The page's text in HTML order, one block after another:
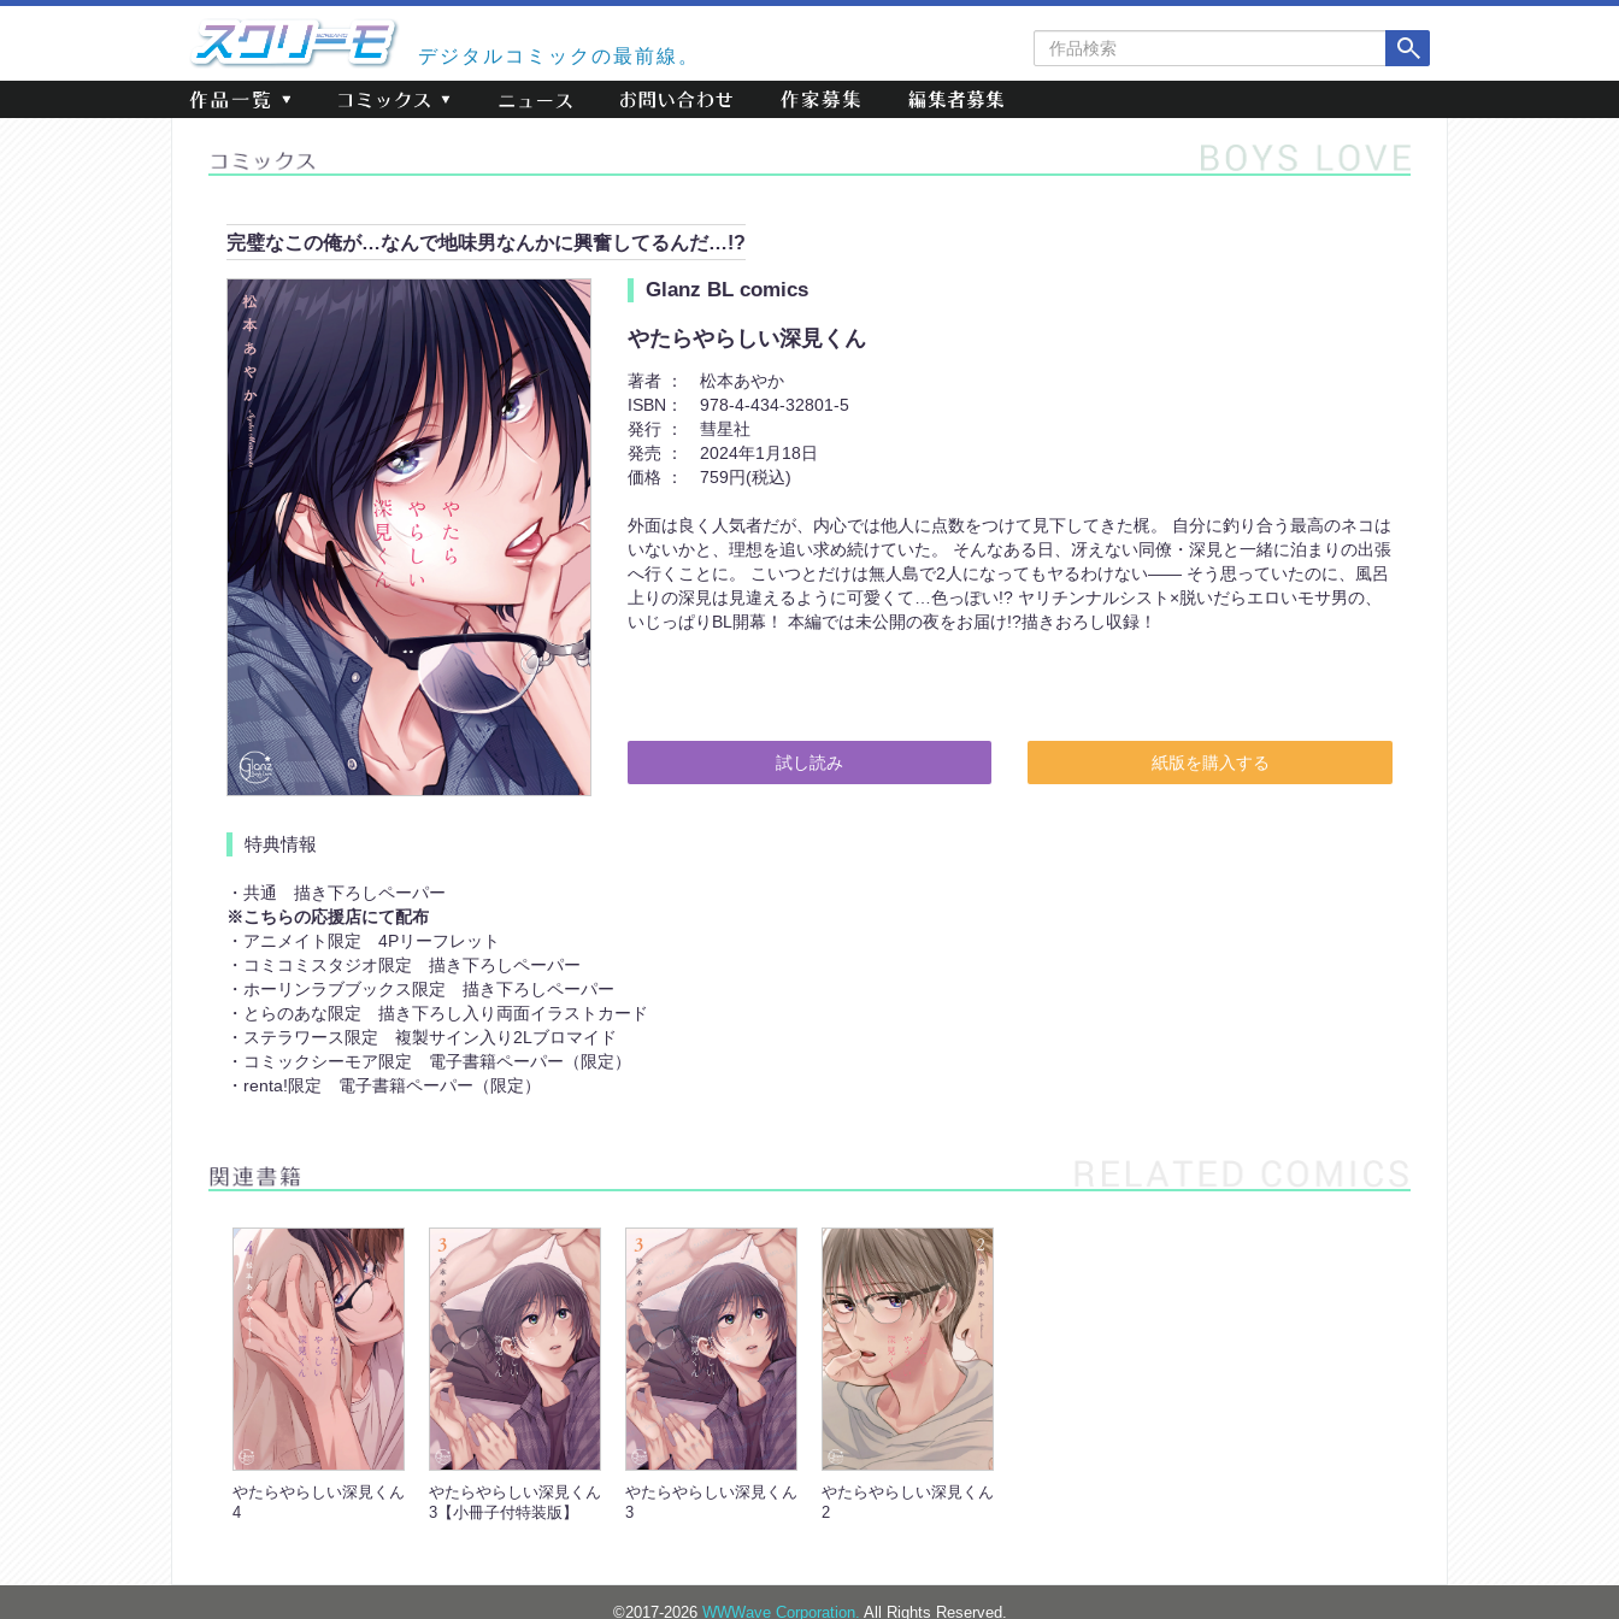
デジタルコミックの最前線。
品
完璧なこの俺が…なんで地味男なんかに興奮してるんだ…!?
Glanz BL comics
やたらやらしい深見くん
著者 ：
松本あやか
ISBN：
978-4-434-32801-5
発行 ：
彗星社
発売 ：
2024年1月18日
価格 ：
759円(税込)
外面は良く人気者だが、内心では他人に点数をつけて見下してきた梶。 自分に釣り合う最高のネコは
いないかと、理想を追い求め続けていた。 そんなある日、冴えない同僚・深見と一緒に泊まりの出張
へ行くことに。 こいつとだけは無人島で2人になってもヤるわけない―― そう思っていたのに、風呂
上りの深見は見違えるように可愛くて…色っぽい!? ヤリチンナルシスト×脱いだらエロいモサ男の、
いじっぱりBL開幕！ 本編では未公開の夜をお届け!?描きおろし収録！
試し読み 紙版を購入する
特典情報
・共通 描き下ろしペーパー
※こちらの応援店にて配布
・アニメイト限定 4Pリーフレット
・コミコミスタジオ限定 描き下ろしペーパー
・ホーリンラブブックス限定 描き下ろしペーパー
・とらのあな限定 描き下ろし入り両面イラストカード
・ステラワース限定 複製サイン入り2Lブロマイド
・コミックシーモア限定 電子書籍ペーパー（限定）
・renta!限定 電子書籍ペーパー（限定）
やたらやらしい深見くん
4
やたらやらしい深見くん
3【小冊子付特装版】
やたらやらしい深見くん
3
やたらやらしい深見くん
2
©2017-2026 WWWave Corporation. All Rights Reserved.